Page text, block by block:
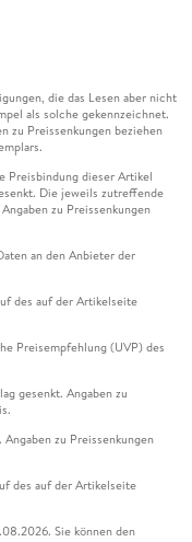
die das Lesen aber nicht
als solche gekennzeichnet.
zu Preissenkungen beziehen
Preisbindung dieser Artikel
Die jeweils zutreffende
zu Preissenkungen
an den Anbieter der
des auf der Artikelseite
Preisempfehlung (UVP) des
gesenkt. Angaben zu
zu Preissenkungen
des auf der Artikelseite
Sie können den